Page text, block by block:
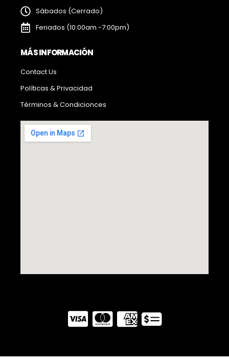
Sábados (Cerrado)
Feriados (10:00am -7:00pm)
MÁS INFORMACIÓN
Contact Us
Políticas & Privacidad
Términos & Condicionces